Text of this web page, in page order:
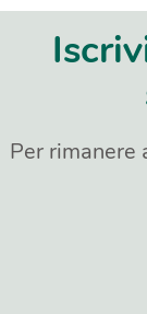
Per rimanere